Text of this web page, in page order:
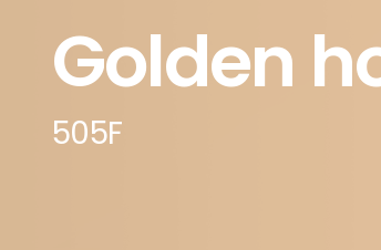
Golden
505F